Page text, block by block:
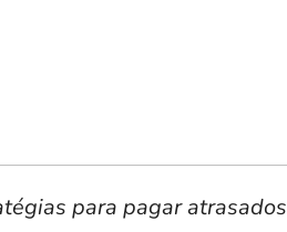
para pagar atrasados